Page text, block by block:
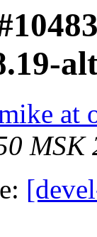
at
MSK